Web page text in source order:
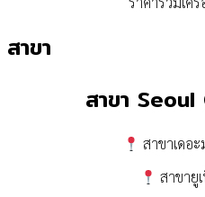
สาขา
สาขา
สาขาเดอ
สาขายู